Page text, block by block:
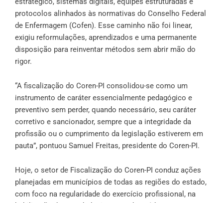
protocolos alinhados às normativas do Conselho Federal
de Enfermagem (Cofen). Esse caminho não foi linear,
exigiu reformulações, aprendizados e uma permanente
disposição para reinventar métodos sem abrir mão do
rigor.
“A fiscalização do Coren-PI consolidou-se como um
instrumento de caráter essencialmente pedagógico e
preventivo sem perder, quando necessário, seu caráter
corretivo e sancionador, sempre que a integridade da
profissão ou o cumprimento da legislação estiverem em
pauta”, pontuou Samuel Freitas, presidente do Coren-PI.
Hoje, o setor de Fiscalização do Coren-PI conduz ações
planejadas em municípios de todas as regiões do estado,
com foco na regularidade do exercício profissional, na